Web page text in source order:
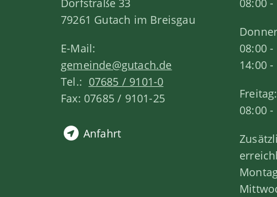
Dorfstraße 33
79261 Gutach im Breisgau
E-Mail:
gemeinde@gutach.de
Tel.: 07685 / 9101-0
Fax: 07685 / 9101-25
Anfahrt
08:00
08:00
14:00
Freitag:
08:00